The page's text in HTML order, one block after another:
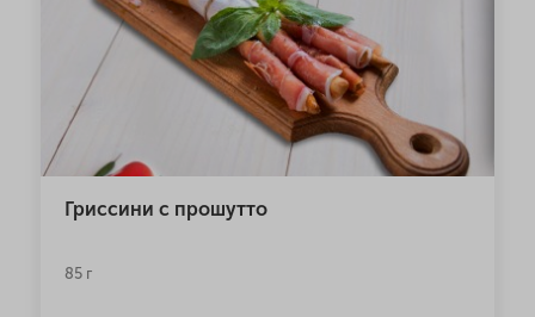
Гриссини с прошутто
85 г